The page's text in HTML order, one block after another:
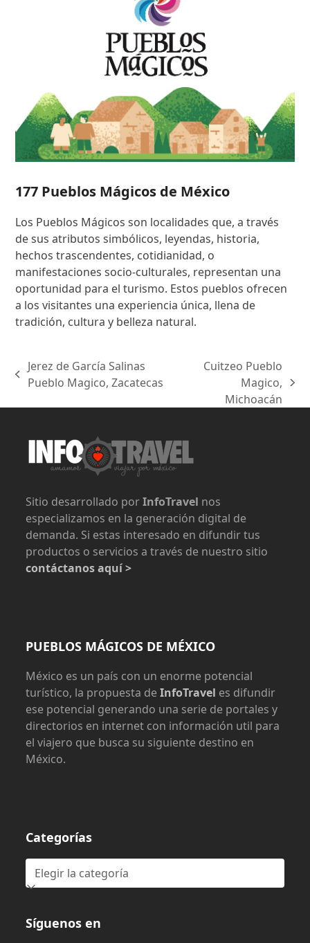
177 Pueblos Mágicos de México
Los Pueblos Mágicos son localidades que, a través
de sus atributos simbólicos, leyendas, historia,
hechos trascendentes, cotidianidad, o
manifestaciones socio-culturales, representan una
oportunidad para el turismo. Estos pueblos ofrecen
a los visitantes una experiencia única, llena de
tradición, cultura y belleza natural.
previous
Jerez de García Salinas
Pueblo Magico, Zacatecas
post:
Cuitzeo Pueblo
Magico,
Michoacán
Sitio desarrollado porInfoTravel nos
especializamos en la generación digital de
demanda. Si estas interesado en difundir tus
productos o servicios a través de nuestro sitio
contáctanos aquí >
PUEBLOS MÁGICOS DE MÉXICO
México es un país con un enorme potencial
turístico, la propuesta deInfoTravel es difundir
ese potencial generando una serie de portales y
directorios en internet con información util para
el viajero que busca su siguiente destino en
México.
Categorías
Categorías
Síguenos en